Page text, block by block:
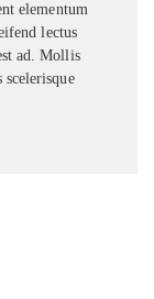
elementum
lectus
ad. Mollis
scelerisque